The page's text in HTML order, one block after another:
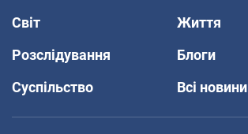
Світ
Життя
Розслідування
Блоги
Суспільство
Всі новини